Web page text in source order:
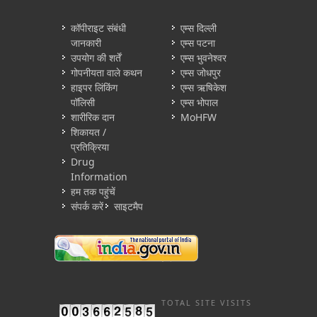
कॉपीराइट संबंधी
जानकारी
उपयोग की शर्तें
गोपनीयता वाले कथन
हाइपर लिंकिंग
पॉलिसी
शारीरिक दान
शिकायत /
प्रतिक्रिया
Drug
Information
हम तक पहुंचें
संपर्क करें
साइटमैप
एम्स दिल्ली
एम्स पटना
एम्स भुवनेश्वर
एम्स जोधपुर
एम्स ऋषिकेश
एम्स भोपाल
MoHFW
TOTAL SITE VISITS